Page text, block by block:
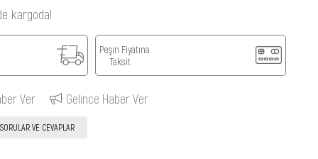
kargoda!
Peşin Fiyatına
Taksit
Ver Gelince Haber Ver
SORULAR VE CEVAPLAR